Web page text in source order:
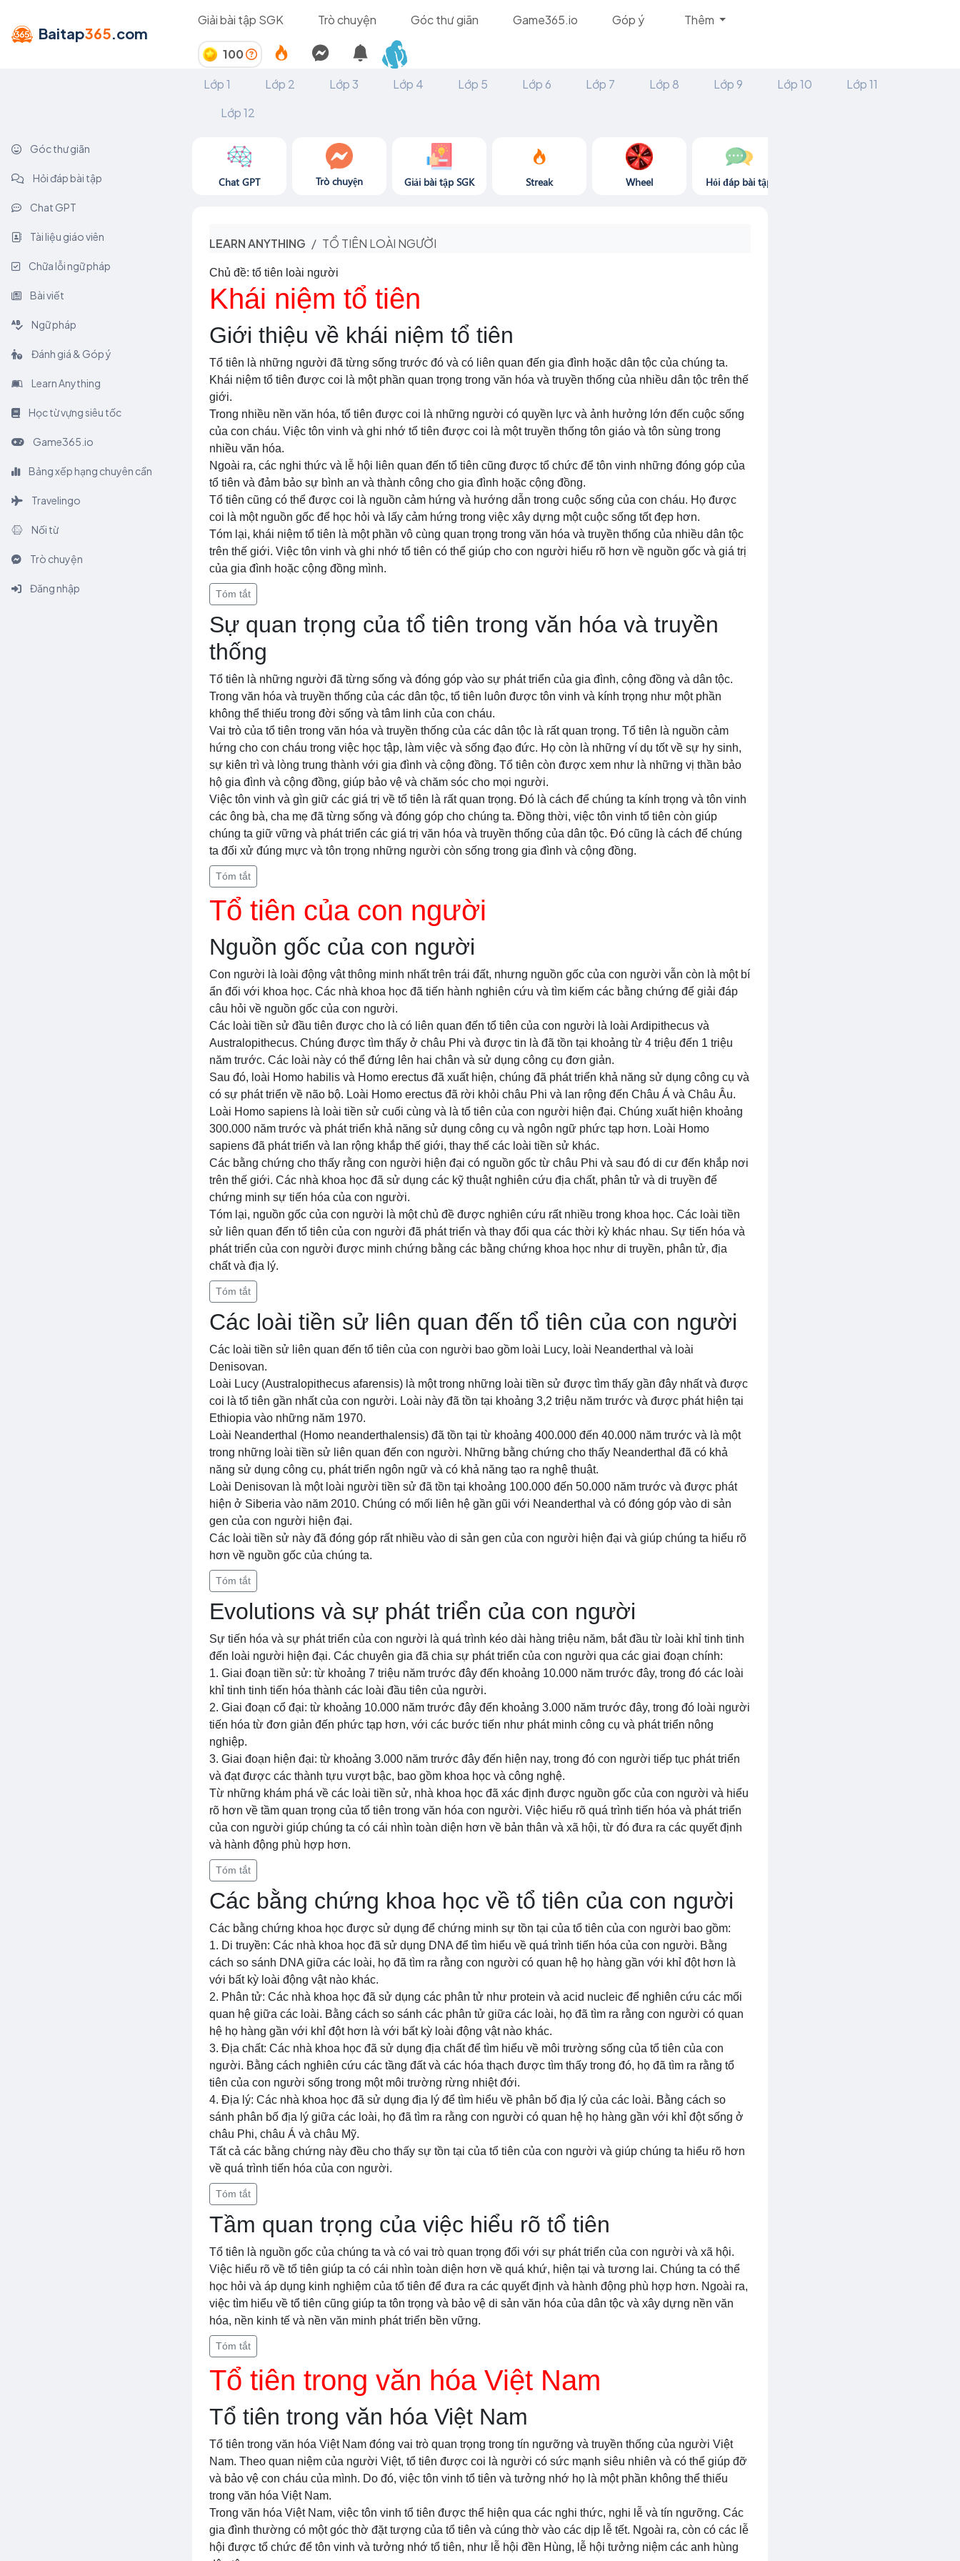
Baitap365.com
Giải bài tập SGK Trò chuyện Góc thư giãn Game365.io Góp ý Thêm
100
Lớp 1
Lớp 2 Lớp 3 Lớp 4 Lớp 5 Lớp 6 Lớp 7 Lớp 8 Lớp 9 Lớp 10
Lớp 11
Lớp 12
Góc thư giãn
Hỏi đáp bài tập
Chat GPT
Tài liệu giáo viên
Chữa lỗi ngữ pháp
Bài viết
Ngữ pháp
Đánh giá & Góp ý
Learn Anything
Học từ vựng siêu tốc
Game365.io
Bảng xếp hạng chuyên cần
Travelingo
Nối từ
Trò chuyện
Đăng nhập
Chat GPT Trò chuyện Giải bài tập SGK Streak Wheel Hỏi đáp bài tập
LEARN ANYTHING TỔ TIÊN LOÀI NGƯỜI
Chủ đề: tổ tiên loài người
Khái niệm tổ tiên
Giới thiệu về khái niệm tổ tiên
Tổ tiên là những người đã từng sống trước đó và có liên quan đến gia đình hoặc dân tộc của chúng ta.
Khái niệm tổ tiên được coi là một phần quan trọng trong văn hóa và truyền thống của nhiều dân tộc trên thế
giới.
Trong nhiều nền văn hóa, tổ tiên được coi là những người có quyền lực và ảnh hưởng lớn đến cuộc sống
của con cháu. Việc tôn vinh và ghi nhớ tổ tiên được coi là một truyền thống tôn giáo và tôn sùng trong
nhiều văn hóa.
Ngoài ra, các nghi thức và lễ hội liên quan đến tổ tiên cũng được tổ chức để tôn vinh những đóng góp của
tổ tiên và đảm bảo sự bình an và thành công cho gia đình hoặc cộng đồng.
Tổ tiên cũng có thể được coi là nguồn cảm hứng và hướng dẫn trong cuộc sống của con cháu. Họ được
coi là một nguồn gốc để học hỏi và lấy cảm hứng trong việc xây dựng một cuộc sống tốt đẹp hơn.
Tóm lại, khái niệm tổ tiên là một phần vô cùng quan trọng trong văn hóa và truyền thống của nhiều dân tộc
trên thế giới. Việc tôn vinh và ghi nhớ tổ tiên có thể giúp cho con người hiểu rõ hơn về nguồn gốc và giá trị
của gia đình hoặc cộng đồng mình.
Tóm tắt
Sự quan trọng của tổ tiên trong văn hóa và truyền
thống
Tổ tiên là những người đã từng sống và đóng góp vào sự phát triển của gia đình, cộng đồng và dân tộc.
Trong văn hóa và truyền thống của các dân tộc, tổ tiên luôn được tôn vinh và kính trọng như một phần
không thể thiếu trong đời sống và tâm linh của con cháu.
Vai trò của tổ tiên trong văn hóa và truyền thống của các dân tộc là rất quan trọng. Tổ tiên là nguồn cảm
hứng cho con cháu trong việc học tập, làm việc và sống đạo đức. Họ còn là những ví dụ tốt về sự hy sinh,
sự kiên trì và lòng trung thành với gia đình và cộng đồng. Tổ tiên còn được xem như là những vị thần bảo
hộ gia đình và cộng đồng, giúp bảo vệ và chăm sóc cho mọi người.
Việc tôn vinh và gìn giữ các giá trị về tổ tiên là rất quan trọng. Đó là cách để chúng ta kính trọng và tôn vinh
các ông bà, cha mẹ đã từng sống và đóng góp cho chúng ta. Đồng thời, việc tôn vinh tổ tiên còn giúp
chúng ta giữ vững và phát triển các giá trị văn hóa và truyền thống của dân tộc. Đó cũng là cách để chúng
ta đối xử đúng mực và tôn trọng những người còn sống trong gia đình và cộng đồng.
Tóm tắt
Tổ tiên của con người
Nguồn gốc của con người
Con người là loài động vật thông minh nhất trên trái đất, nhưng nguồn gốc của con người vẫn còn là một bí
ẩn đối với khoa học. Các nhà khoa học đã tiến hành nghiên cứu và tìm kiếm các bằng chứng để giải đáp
câu hỏi về nguồn gốc của con người.
Các loài tiền sử đầu tiên được cho là có liên quan đến tổ tiên của con người là loài Ardipithecus và
Australopithecus. Chúng được tìm thấy ở châu Phi và được tin là đã tồn tại khoảng từ 4 triệu đến 1 triệu
năm trước. Các loài này có thể đứng lên hai chân và sử dụng công cụ đơn giản.
Sau đó, loài Homo habilis và Homo erectus đã xuất hiện, chúng đã phát triển khả năng sử dụng công cụ và
có sự phát triển về não bộ. Loài Homo erectus đã rời khỏi châu Phi và lan rộng đến Châu Á và Châu Âu.
Loài Homo sapiens là loài tiền sử cuối cùng và là tổ tiên của con người hiện đại. Chúng xuất hiện khoảng
300.000 năm trước và phát triển khả năng sử dụng công cụ và ngôn ngữ phức tạp hơn. Loài Homo
sapiens đã phát triển và lan rộng khắp thế giới, thay thế các loài tiền sử khác.
Các bằng chứng cho thấy rằng con người hiện đại có nguồn gốc từ châu Phi và sau đó di cư đến khắp nơi
trên thế giới. Các nhà khoa học đã sử dụng các kỹ thuật nghiên cứu địa chất, phân tử và di truyền để
chứng minh sự tiến hóa của con người.
Tóm lại, nguồn gốc của con người là một chủ đề được nghiên cứu rất nhiều trong khoa học. Các loài tiền
sử liên quan đến tổ tiên của con người đã phát triển và thay đổi qua các thời kỳ khác nhau. Sự tiến hóa và
phát triển của con người được minh chứng bằng các bằng chứng khoa học như di truyền, phân tử, địa
chất và địa lý.
Tóm tắt
Các loài tiền sử liên quan đến tổ tiên của con người
Các loài tiền sử liên quan đến tổ tiên của con người bao gồm loài Lucy, loài Neanderthal và loài
Denisovan.
Loài Lucy (Australopithecus afarensis) là một trong những loài tiền sử được tìm thấy gần đây nhất và được
coi là tổ tiên gần nhất của con người. Loài này đã tồn tại khoảng 3,2 triệu năm trước và được phát hiện tại
Ethiopia vào những năm 1970.
Loài Neanderthal (Homo neanderthalensis) đã tồn tại từ khoảng 400.000 đến 40.000 năm trước và là một
trong những loài tiền sử liên quan đến con người. Những bằng chứng cho thấy Neanderthal đã có khả
năng sử dụng công cụ, phát triển ngôn ngữ và có khả năng tạo ra nghệ thuật.
Loài Denisovan là một loài người tiền sử đã tồn tại khoảng 100.000 đến 50.000 năm trước và được phát
hiện ở Siberia vào năm 2010. Chúng có mối liên hệ gần gũi với Neanderthal và có đóng góp vào di sản
gen của con người hiện đại.
Các loài tiền sử này đã đóng góp rất nhiều vào di sản gen của con người hiện đại và giúp chúng ta hiểu rõ
hơn về nguồn gốc của chúng ta.
Tóm tắt
Evolutions và sự phát triển của con người
Sự tiến hóa và sự phát triển của con người là quá trình kéo dài hàng triệu năm, bắt đầu từ loài khỉ tinh tinh
đến loài người hiện đại. Các chuyên gia đã chia sự phát triển của con người qua các giai đoạn chính:
1. Giai đoạn tiền sử: từ khoảng 7 triệu năm trước đây đến khoảng 10.000 năm trước đây, trong đó các loài
khỉ tinh tinh tiến hóa thành các loài đầu tiên của người.
2. Giai đoạn cổ đại: từ khoảng 10.000 năm trước đây đến khoảng 3.000 năm trước đây, trong đó loài người
tiến hóa từ đơn giản đến phức tạp hơn, với các bước tiến như phát minh công cụ và phát triển nông
nghiệp.
3. Giai đoạn hiện đại: từ khoảng 3.000 năm trước đây đến hiện nay, trong đó con người tiếp tục phát triển
và đạt được các thành tựu vượt bậc, bao gồm khoa học và công nghệ.
Từ những khám phá về các loài tiền sử, nhà khoa học đã xác định được nguồn gốc của con người và hiểu
rõ hơn về tầm quan trọng của tổ tiên trong văn hóa con người. Việc hiểu rõ quá trình tiến hóa và phát triển
của con người giúp chúng ta có cái nhìn toàn diện hơn về bản thân và xã hội, từ đó đưa ra các quyết định
và hành động phù hợp hơn.
Tóm tắt
Các bằng chứng khoa học về tổ tiên của con người
Các bằng chứng khoa học được sử dụng để chứng minh sự tồn tại của tổ tiên của con người bao gồm:
1. Di truyền: Các nhà khoa học đã sử dụng DNA để tìm hiểu về quá trình tiến hóa của con người. Bằng
cách so sánh DNA giữa các loài, họ đã tìm ra rằng con người có quan hệ họ hàng gần với khỉ đột hơn là
với bất kỳ loài động vật nào khác.
2. Phân tử: Các nhà khoa học đã sử dụng các phân tử như protein và acid nucleic để nghiên cứu các mối
quan hệ giữa các loài. Bằng cách so sánh các phân tử giữa các loài, họ đã tìm ra rằng con người có quan
hệ họ hàng gần với khỉ đột hơn là với bất kỳ loài động vật nào khác.
3. Địa chất: Các nhà khoa học đã sử dụng địa chất để tìm hiểu về môi trường sống của tổ tiên của con
người. Bằng cách nghiên cứu các tầng đất và các hóa thạch được tìm thấy trong đó, họ đã tìm ra rằng tổ
tiên của con người sống trong một môi trường rừng nhiệt đới.
4. Địa lý: Các nhà khoa học đã sử dụng địa lý để tìm hiểu về phân bố địa lý của các loài. Bằng cách so
sánh phân bố địa lý giữa các loài, họ đã tìm ra rằng con người có quan hệ họ hàng gần với khỉ đột sống ở
châu Phi, châu Á và châu Mỹ.
Tất cả các bằng chứng này đều cho thấy sự tồn tại của tổ tiên của con người và giúp chúng ta hiểu rõ hơn
về quá trình tiến hóa của con người.
Tóm tắt
Tầm quan trọng của việc hiểu rõ tổ tiên
Tổ tiên là nguồn gốc của chúng ta và có vai trò quan trọng đối với sự phát triển của con người và xã hội.
Việc hiểu rõ về tổ tiên giúp ta có cái nhìn toàn diện hơn về quá khứ, hiện tại và tương lai. Chúng ta có thể
học hỏi và áp dụng kinh nghiệm của tổ tiên để đưa ra các quyết định và hành động phù hợp hơn. Ngoài ra,
việc tìm hiểu về tổ tiên cũng giúp ta tôn trọng và bảo vệ di sản văn hóa của dân tộc và xây dựng nền văn
hóa, nền kinh tế và nền văn minh phát triển bền vững.
Tóm tắt
Tổ tiên trong văn hóa Việt Nam
Tổ tiên trong văn hóa Việt Nam
Tổ tiên trong văn hóa Việt Nam đóng vai trò quan trọng trong tín ngưỡng và truyền thống của người Việt
Nam. Theo quan niệm của người Việt, tổ tiên được coi là người có sức mạnh siêu nhiên và có thể giúp đỡ
và bảo vệ con cháu của mình. Do đó, việc tôn vinh tổ tiên và tưởng nhớ họ là một phần không thể thiếu
trong văn hóa Việt Nam.
Trong văn hóa Việt Nam, việc tôn vinh tổ tiên được thể hiện qua các nghi thức, nghi lễ và tín ngưỡng. Các
gia đình thường có một góc thờ đặt tượng của tổ tiên và cúng thờ vào các dịp lễ tết. Ngoài ra, còn có các lễ
hội được tổ chức để tôn vinh và tưởng nhớ tổ tiên, như lễ hội đền Hùng, lễ hội tưởng niệm các anh hùng